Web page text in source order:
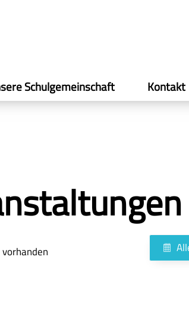
Schulgemeinschaft Kontakt